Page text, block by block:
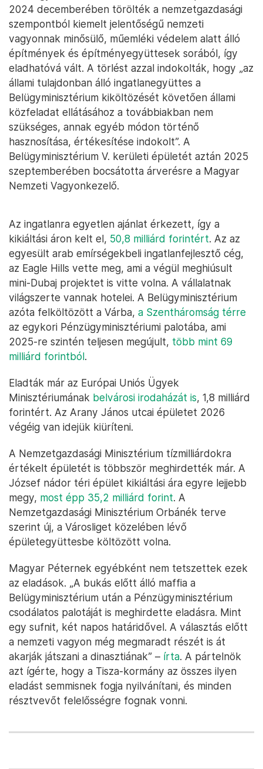
2024 decemberében törölték a nemzetgazdasági
szempontból kiemelt jelentőségű nemzeti
vagyonnak minősülő, műemléki védelem alatt álló
építmények és építményegyüttesek sorából, így
eladhatóvá vált. A törlést azzal indokolták, hogy „az
állami tulajdonban álló ingatlanegyüttes a
Belügyminisztérium kiköltözését követően állami
közfeladat ellátásához a továbbiakban nem
szükséges, annak egyéb módon történő
hasznosítása, értékesítése indokolt”. A
Belügyminisztérium V. kerületi épületét aztán 2025
szeptemberében bocsátotta árverésre a Magyar
Nemzeti Vagyonkezelő.
Az ingatlanra egyetlen ajánlat érkezett, így a
kikiáltási áron kelt el, 50,8 milliárd forintért. Az az
egyesült arab emírségekbeli ingatlanfejlesztő cég,
az Eagle Hills vette meg, ami a végül meghiúsult
mini-Dubaj projektet is vitte volna. A vállalatnak
világszerte vannak hotelei. A Belügyminisztérium
azóta felköltözött a Várba, a Szentháromság térre
az egykori Pénzügyminisztériumi palotába, ami
2025-re szintén teljesen megújult, több mint 69
milliárd forintból.
Eladták már az Európai Uniós Ügyek
Minisztériumának belvárosi irodaházát is, 1,8 milliárd
forintért. Az Arany János utcai épületet 2026
végéig van idejük kiüríteni.
A Nemzetgazdasági Minisztérium tízmilliárdokra
értékelt épületét is többször meghirdették már. A
József nádor téri épület kikiáltási ára egyre lejjebb
megy, most épp 35,2 milliárd forint. A
Nemzetgazdasági Minisztérium Orbánék terve
szerint új, a Városliget közelében lévő
épületegyüttesbe költözött volna.
Magyar Péternek egyébként nem tetszettek ezek
az eladások. „A bukás előtt álló maffia a
Belügyminisztérium után a Pénzügyminisztérium
csodálatos palotáját is meghirdette eladásra. Mint
egy sufnit, két napos határidővel. A választás előtt
a nemzeti vagyon még megmaradt részét is át
akarják játszani a dinasztiának” – írta. A pártelnök
azt ígérte, hogy a Tisza-kormány az összes ilyen
eladást semmisnek fogja nyilvánítani, és minden
résztvevőt felelősségre fognak vonni.